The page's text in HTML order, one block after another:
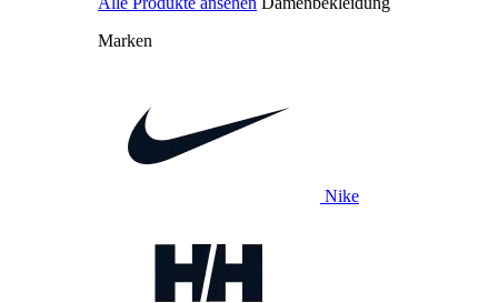
Marken
Nike